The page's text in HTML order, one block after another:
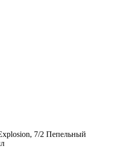
7/2 Пепельный